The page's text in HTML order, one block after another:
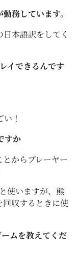
務しています。
本語訳をしてく
イできるんです
！
すか
からプレーヤー
使いますが、熊
収するときに使
ムを教えてくだ